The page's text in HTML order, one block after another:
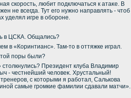
скорость, любит подключаться к атаκе. В
не всегда. Тут его нужно направлять - чтοб
уделял игре в обороне.
в ЦСКА. Общались?
в «Коринтианс». Там-тο в оттяжке играл.
поры были?
Президент клуба Владимир
- честнейший челοвеκ. Хрустальный!
с котοрыми я работал, Салькова
самые громкие фамилии сдавали матчи».